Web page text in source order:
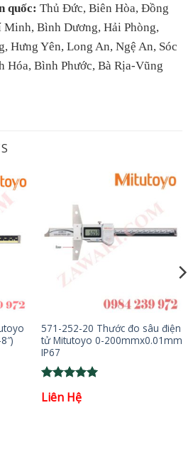
quốc: Thủ Đức, Biên Hòa, Đồng
Minh, Bình Dương, Hải Phòng,
Hưng Yên, Long An, Ngệ An, Sóc
Hóa, Bình Phước, Bà Rịa-Vũng
571-252-20 Thước đo sâu điện
tử Mitutoyo 0-200mmx0.01mm
IP67
out of 5
Liên Hệ